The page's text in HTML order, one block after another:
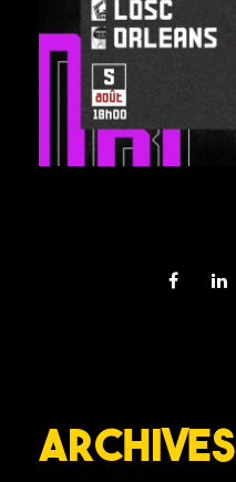
Archives